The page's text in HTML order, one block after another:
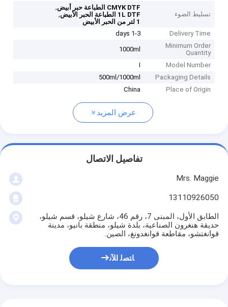
تسليط الضوء
CMYK DTF الطباعة حبر أبيض
,
1L DTF الطباعة الحبر الأبيض
,
1 لتر من الحبر الأبيض
Delivery Time
1-3 days
Minimum Order
Quantity
1000ml
Model Number
I
Packaging Details
500ml/1000ml
Place of Origin
China
عرض المزيد
تفاصيل الاتصال
Mrs. Maggie
13110926050
الطابق الأول، المبنى 7، رقم 46، شارع شيلو، قسم شيلو،
حديقة هنغرون الصناعية، بلدة شيلو، منطقة بانيو، مدينة
قوانغتشو، مقاطعة قوانغدونغ، الصين.
ﺎﺘﺼﻟ ﺍﻶﻧ